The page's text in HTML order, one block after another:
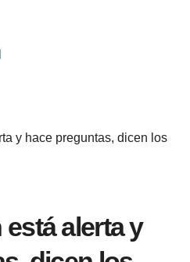
y hace preguntas, dicen los
alerta y